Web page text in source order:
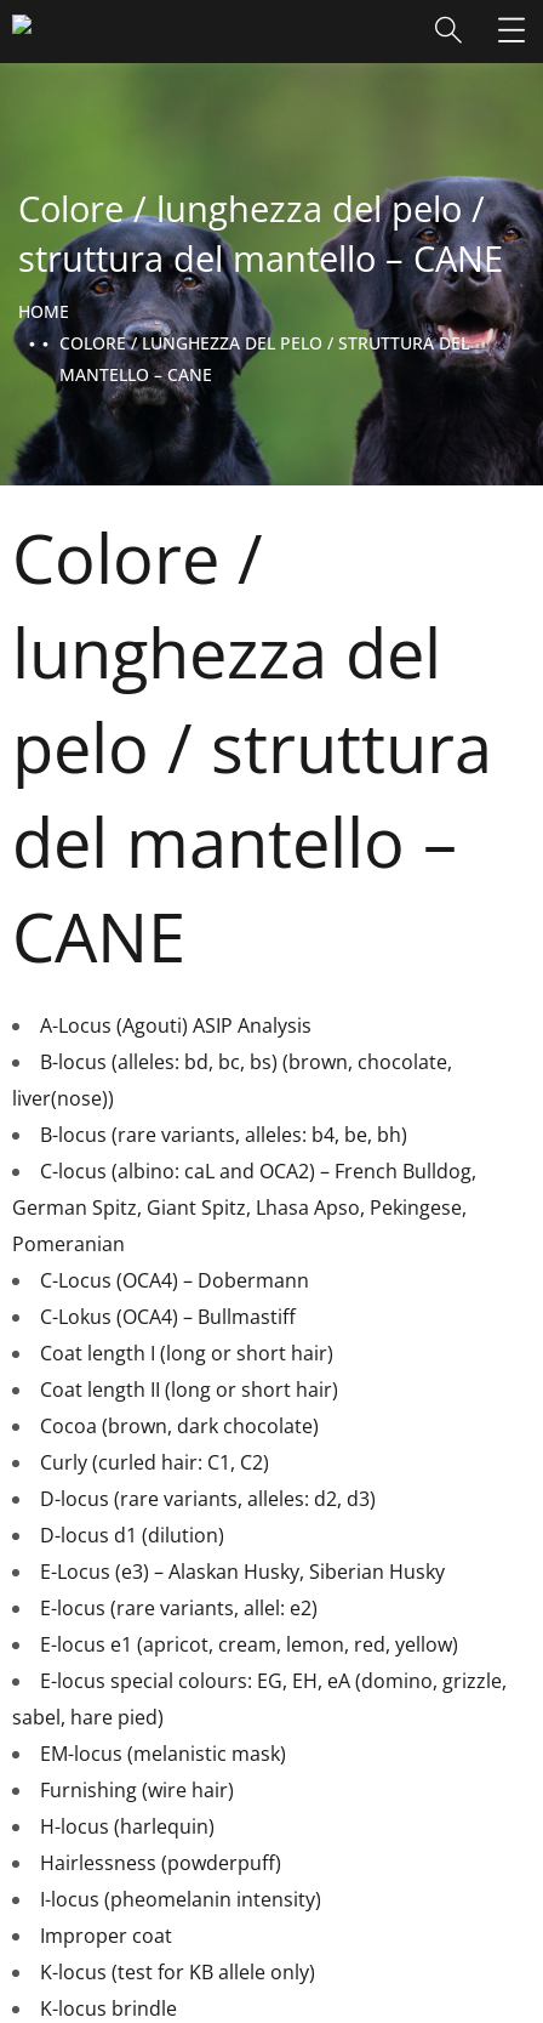
Colore / lunghezza del pelo /
struttura del mantello – CANE
HOME
COLORE / LUNGHEZZA DEL PELO / STRUTTURA DEL
MANTELLO – CANE
Colore /
lunghezza del
pelo / struttura
del mantello –
CANE
A-Locus (Agouti) ASIP Analysis
B-locus (alleles: bd, bc, bs) (brown, chocolate,
liver(nose))
B-locus (rare variants, alleles: b4, be, bh)
C-locus (albino: caL and OCA2) – French Bulldog,
German Spitz, Giant Spitz, Lhasa Apso, Pekingese,
Pomeranian
C-Locus (OCA4) – Dobermann
C-Lokus (OCA4) – Bullmastiff
Coat length I (long or short hair)
Coat length II (long or short hair)
Cocoa (brown, dark chocolate)
Curly (curled hair: C1, C2)
D-locus (rare variants, alleles: d2, d3)
D-locus d1 (dilution)
E-Locus (e3) – Alaskan Husky, Siberian Husky
E-locus (rare variants, allel: e2)
E-locus e1 (apricot, cream, lemon, red, yellow)
E-locus special colours: EG, EH, eA (domino, grizzle,
sabel, hare pied)
EM-locus (melanistic mask)
Furnishing (wire hair)
H-locus (harlequin)
Hairlessness (powderpuff)
I-locus (pheomelanin intensity)
Improper coat
K-locus (test for KB allele only)
K-locus brindle